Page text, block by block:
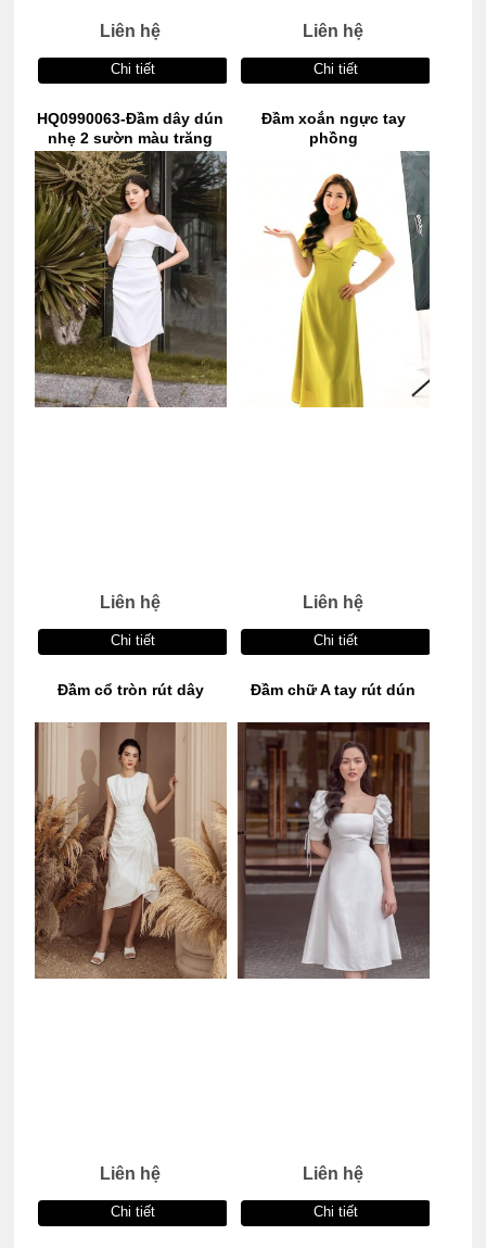
Liên hệ
Chi tiết
Liên hệ
Chi tiết
HQ0990063-Đầm dây dún
nhẹ 2 sườn màu trăng
Liên hệ
Chi tiết
Đầm xoắn ngực tay
phồng
Liên hệ
Chi tiết
Đầm cổ tròn rút dây
Liên hệ
Chi tiết
Đầm chữ A tay rút dún
Liên hệ
Chi tiết